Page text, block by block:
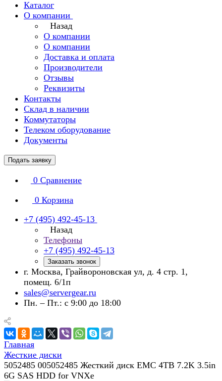
Каталог
О компании
Назад
О компании
О компании
Доставка и оплата
Производители
Отзывы
Реквизиты
Контакты
Склад в наличии
Коммутаторы
Телеком оборудование
Документы
Подать заявку
0 Сравнение
0 Корзина
+7 (495) 492-45-13
Назад
Телефоны
+7 (495) 492-45-13
Заказать звонок
г. Москва, Грайвороновская ул, д. 4 стр. 1,
помещ. 6/1п
sales@servergear.ru
Пн. – Пт.: с 9:00 до 18:00
Главная
Жесткие диски
5052485 005052485 Жесткий диск EMC 4TB 7.2K 3.5in
6G SAS HDD for VNXe